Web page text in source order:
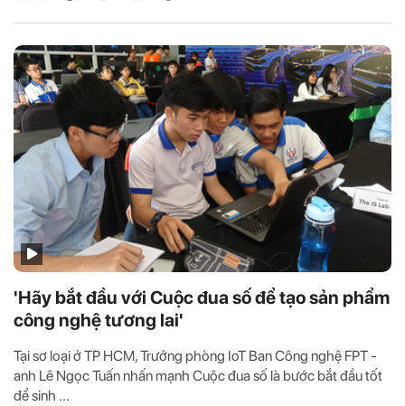
'Hãy bắt đầu với Cuộc đua số để tạo sản phẩm
công nghệ tương lai'
Tại sơ loại ở TP HCM, Trưởng phòng IoT Ban Công nghệ FPT -
anh Lê Ngọc Tuấn nhấn mạnh Cuộc đua số là bước bắt đầu tốt
để sinh ...